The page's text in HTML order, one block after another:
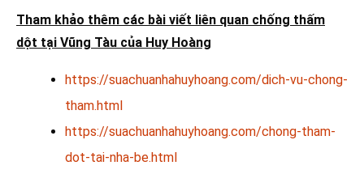
Tham khảo thêm các bài viết liên quan chống thấm
dột tại Vũng Tàu của Huy Hoàng
https://suachuanhahuyhoang.com/dich-vu-chong-
tham.html
https://suachuanhahuyhoang.com/chong-tham-
dot-tai-nha-be.html